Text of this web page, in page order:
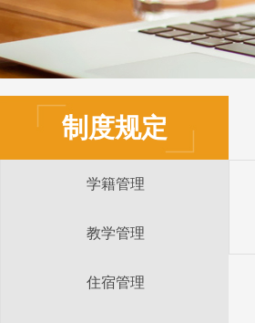
制度规定
学籍管理
教学管理
住宿管理